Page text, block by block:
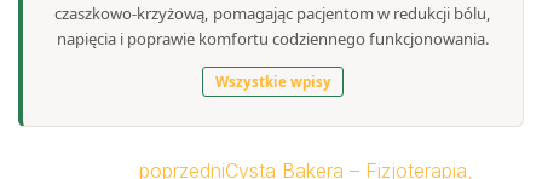
czaszkowo-krzyżową, pomagając pacjentom w redukcji bólu,
napięcia i poprawie komfortu codziennego funkcjonowania.
Wszystkie wpisy
poprzedniCysta Bakera – Fizjoterapia,